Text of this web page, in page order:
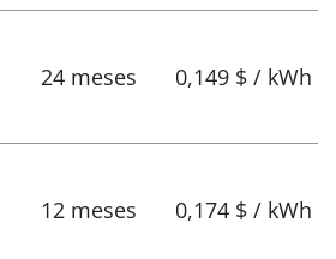
24 meses 0,149 $ / kWh
12 meses 0,174 $ / kWh